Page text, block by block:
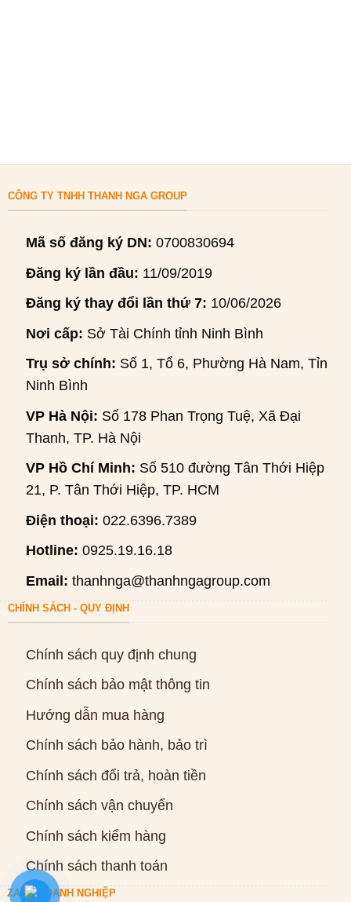
CÔNG TY TNHH THANH NGA GROUP
Mã số đăng ký DN: 0700830694
Đăng ký lần đầu: 11/09/2019
Đăng ký thay đổi lần thứ 7: 10/06/2026
Nơi cấp: Sở Tài Chính tỉnh Ninh Bình
Trụ sở chính: Số 1, Tổ 6, Phường Hà Nam, Tỉnh
Ninh Bình
VP Hà Nội: Số 178 Phan Trọng Tuệ, Xã Đại
Thanh, TP. Hà Nội
VP Hồ Chí Minh: Số 510 đường Tân Thới Hiệp
21, P. Tân Thới Hiệp, TP. HCM
Điện thoại: 022.6396.7389
Hotline: 0925.19.16.18
Email: thanhnga@thanhngagroup.com
CHÍNH SÁCH - QUY ĐỊNH
Chính sách quy định chung
Chính sách bảo mật thông tin
Hướng dẫn mua hàng
Chính sách bảo hành, bảo trì
Chính sách đổi trả, hoàn tiền
Chính sách vận chuyển
Chính sách kiểm hàng
Chính sách thanh toán
ZALO DOANH NGHIỆP